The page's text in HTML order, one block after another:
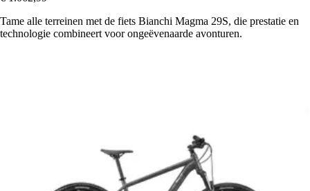
Tame alle terreinen met de fiets Bianchi Magma 29S, die prestatie en
technologie combineert voor ongeëvenaarde avonturen.